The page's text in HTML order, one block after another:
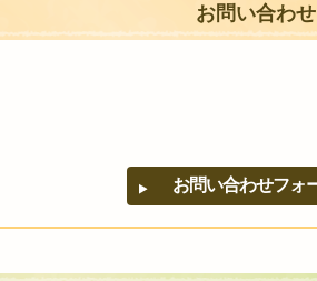
お問い合わせ